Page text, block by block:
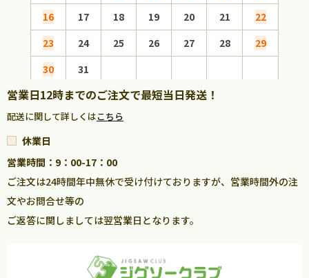
16
17 18 19 20 21
22
23
24 25 26 27 28
29
30
31
営業日12時までのご注文で最短当日発送！
配送に関して詳しくはこちら
休業日
営業時間：9：00-17：00
ご注文は24時間年中無休で受け付けておりますが、営業時間外の注
文やお問合せ等の
ご返答に関しましては翌営業日となります。